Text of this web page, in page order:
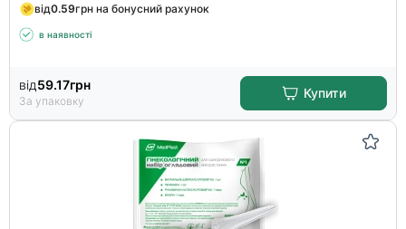
від0.59грн на бонусний рахунок
в наявності
від59.17грн
За упаковку
Купити